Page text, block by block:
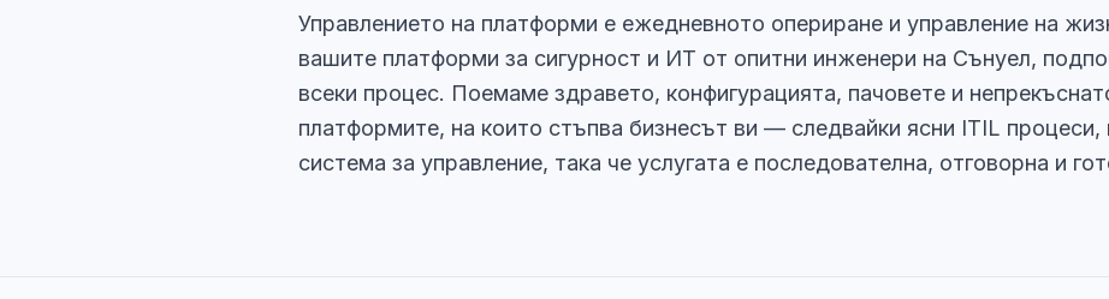
Управлението на платформи е ежедневното опериране и управление на
вашите платформи за сигурност и ИТ от опитни инженери на Сънуел,
всеки процес. Поемаме здравето, конфигурацията, пачовете и
платформите, на които стъпва бизнесът ви — следвайки ясни ITIL процеси,
система за управление, така че услугата е последователна, отговорна и